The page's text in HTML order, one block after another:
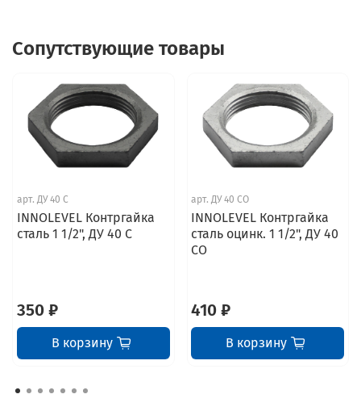
Сопутствующие товары
арт. ДУ 40 С
INNOLEVEL Контргайка
сталь 1 1/2", ДУ 40 С
350 ₽
В корзину
арт.ДУ 40 СО
INNOLEVEL Контргайка
сталь оцинк. 1 1/2", ДУ 40
СО
410 ₽
В корзину